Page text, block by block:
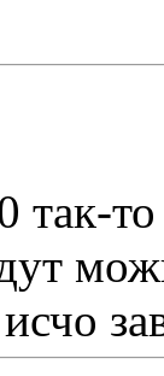
так-